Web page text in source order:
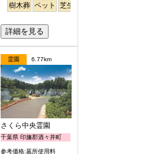
樹木葬 ペット 芝生
詳細を見る
霊園 6.77km
さくら中央霊園
千葉県 印旛郡酒々井町
参考価格:墓所使用料